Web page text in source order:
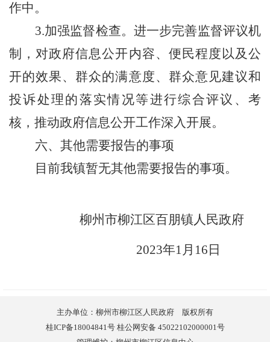
作中。
3.加强监督检查。进一步完善监督评议机
制，对政府信息公开内容、便民程度以及公
开的效果、群众的满意度、群众意见建议和
投诉处理的落实情况等进行综合评议、考
核，推动政府信息公开工作深入开展。
六、其他需要报告的事项
目前我镇暂无其他需要报告的事项。
柳州市柳江区百朋镇人民政府
2023年1月 16 日
主办单位：柳州市柳江区人民政府 版权所有
桂ICP备18004841号 桂公网安备 45022102000001号